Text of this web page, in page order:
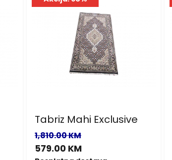
Tabriz Mahi Exclusive
1,810.00 KM
579.00 KM